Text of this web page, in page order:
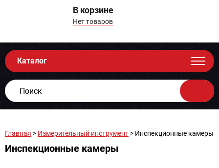
В корзине
Нет товаров
Каталог
Главная > Измерительный инструмент > Инспекционные камеры
Инспекционные камеры